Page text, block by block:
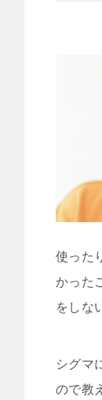
使った
かった
をしな
シグマ
ので教